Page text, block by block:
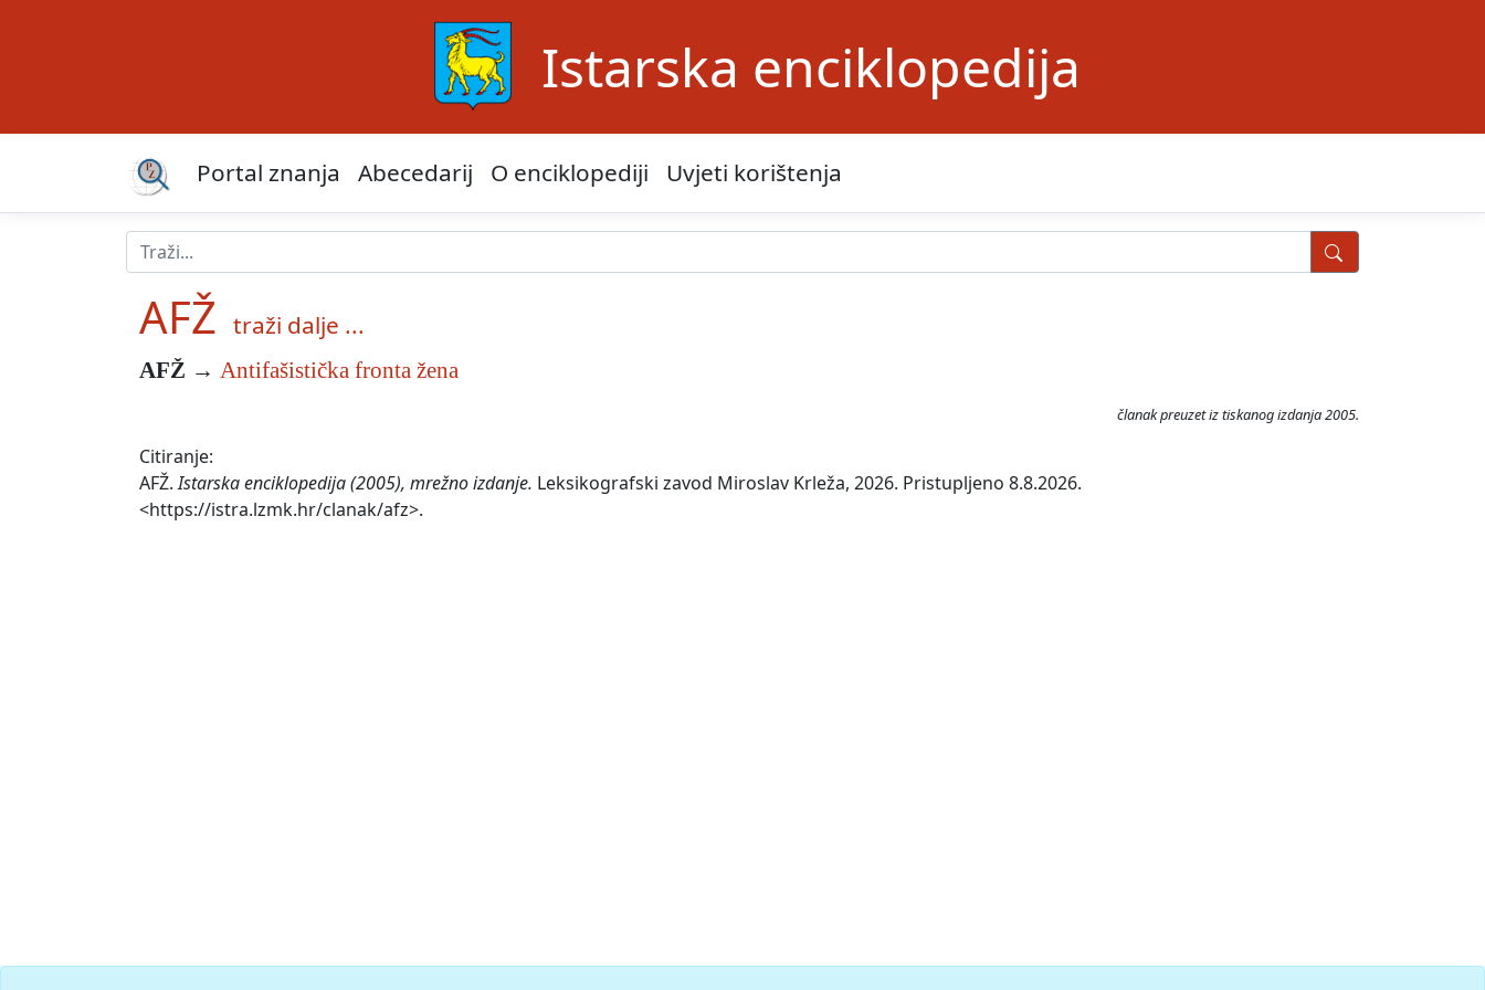
Istarska enciklopedija
Portal znanja Abecedarij O enciklopediji Uvjeti korištenja
AFŽ traži dalje ...
AFŽ → Antifašistička fronta žena
članak preuzet iz tiskanog izdanja 2005.
Citiranje:
AFŽ.Istarska enciklopedija (2005), mrežno izdanje. Leksikografski zavod Miroslav Krleža, 2026. Pristupljeno 8.8.2026.
<https://istra.lzmk.hr/clanak/afz>.